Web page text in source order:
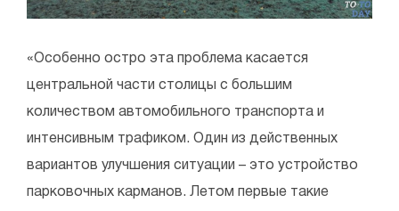
«Особенно остро эта проблема касается
центральной части столицы с большим
количеством автомобильного транспорта и
интенсивным трафиком. Один из действенных
вариантов улучшения ситуации – это устройство
парковочных карманов. Летом первые такие